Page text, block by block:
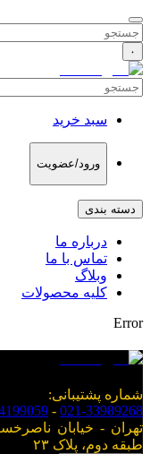
۰
سبد خرید
ورود/عضویت
دسته بندی
درباره ما
تماس با ما
وبلاگ
کلیه محصولات
Error
شماره پشتیبانی:
021-33989268
-
تهران - خیابان
طبقه دوم، پلاک ۲۳